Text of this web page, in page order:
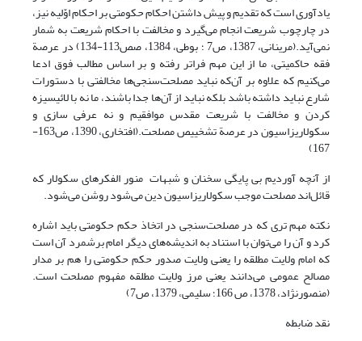
یادآوری است که تقدیم و پیش داشتن احکام حکومتی بر احکام اوّلیه نیز،
در چارچوب شریعت انجام می‌گیرد و مخالفت با احکام شریعت به شمار
نمی‌آید.(مرینانی، 1387، ص7 ؛ بوطی، 1384، صص113-134) در عرصة
فقه حاکمیتی، ما از این مهم فراتر رفته و بر اساس مطالب فوق ادعا
می‌کنیم که علاوه بر آن‌که نباید مصلحت‌سنجی‌ها مخالفتی با دستورات
شارع نباید داشته باشد بلکه نباید از آن‌ها جدا باشند، ما نه با لائیسیزه
کردن و مخالفت با شریعت مقدس موافقیم و نه عرفی سازی و
سکولاریزاسیون در عرصة تشخییص مصلحت.(افتخاری، 1390، ص163-
167)
از آنچه آوردیم بی پایگی سخنان و شبهات منور الفکرهای سکولار که
قائل‌اند مصلحت موجب سکولاریزاسیون دین می‌شود روشن می‌شود.
نکته مهم تری که در مصلحت‌سنجی در اتخاذ حکم حکومتی باید اشاره
کرد و آن را می‌توان با استناد به اندیشه‌های دیگر امام برشمرد آن است
که امام ولایت مطلقه را یعنی ولایت صدور حکم حکومتی را هم بر مدار
مصالح عمومی می‌دانند یعنی مرز ولایت مطلقه مفهوم مصلحت است.
(منصورنژاد، 1378، ص 166؛ سلیمی، 1379، ص7)
نقد ضابطه